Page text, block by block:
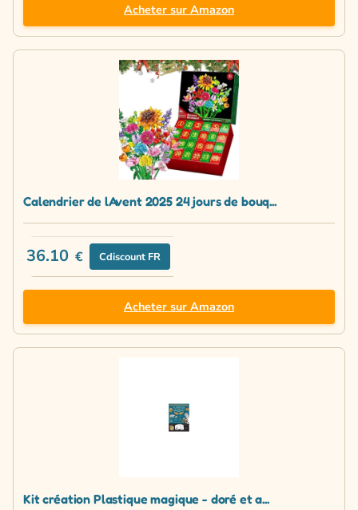
Acheter sur Amazon
Calendrier de lAvent 2025 24 jours de bouq...
36.10 € Cdiscount FR
Acheter sur Amazon
Kit création Plastique magique - doré et a...